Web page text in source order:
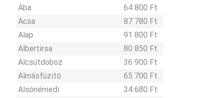
Aba
64 800 Ft
Acsa
87 780 Ft
Alap
91 800 Ft
Albertirsa
80 850 Ft
Alcsútdoboz
36 900 Ft
Almásfüzitó
65 700 Ft
Alsónémedi
34 680 Ft